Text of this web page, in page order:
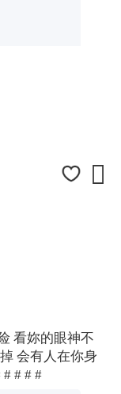

看妳的眼神不
会有人在你身
# # # #